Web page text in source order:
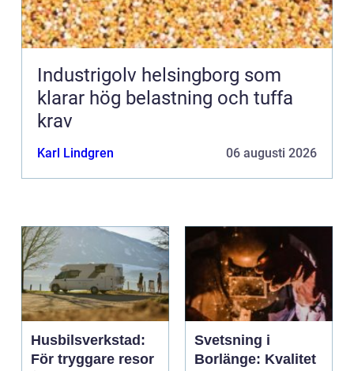
Industrigolv helsingborg som
klarar hög belastning och tuffa
krav
Karl Lindgren 06 augusti 2026
Husbilsverkstad:
För tryggare resor
Svetsning i
Borlänge: Kvalitet